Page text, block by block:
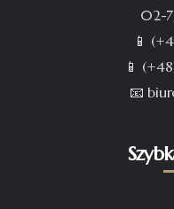
02-
📱
📱
📧